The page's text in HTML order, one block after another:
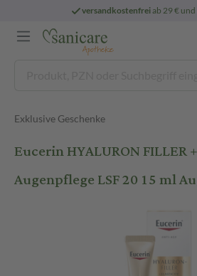
versandkostenfreiab 29 €
Exklusive Geschenke
Eucerin HYALURON FILLER
Augenpflege LSF 20 15 ml